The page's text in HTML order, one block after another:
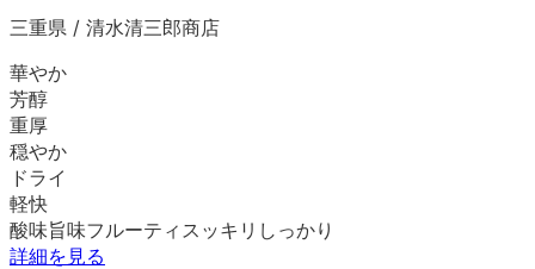
三重県 / 清水清三郎商店
華やか
芳醇
重厚
穏やか
ドライ
軽快
酸味旨味フルーティ スッキリ しっかり
詳細を見る